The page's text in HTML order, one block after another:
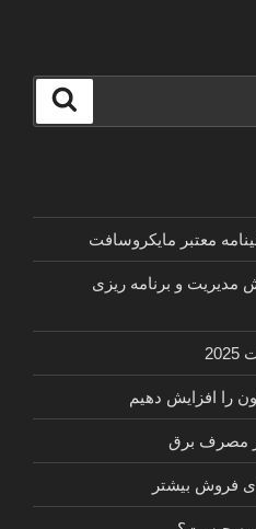
جستجو
و برنامه ریزی
را افزایش دهیم
مصرف برق
فروش بیشتر